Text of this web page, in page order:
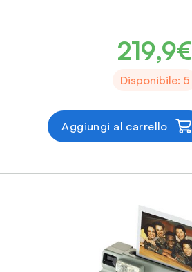
219,9€
Disponibile: 5
Aggiungi al carrello